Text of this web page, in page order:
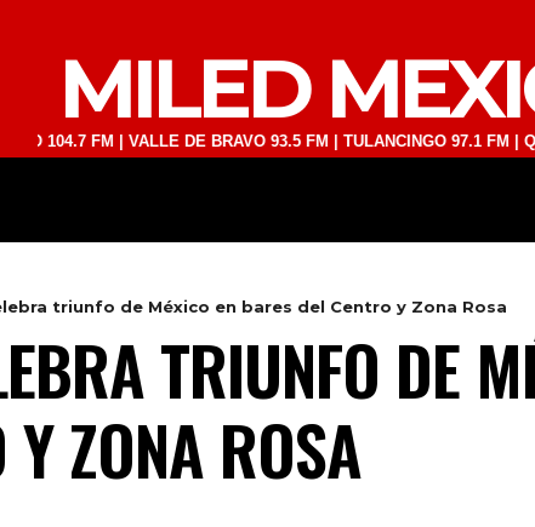
MILED
FM | VALLE DE BRAVO 93.5 FM | TULANCINGO 97.1 FM |
triunfo de México en bares del Centro y Zona Rosa
TRIUNFO DE
Y ZONA ROSA